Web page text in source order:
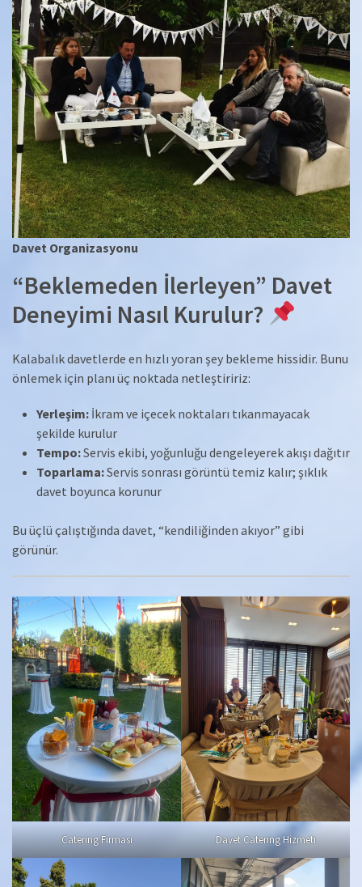
Davet Organizasyonu
“Beklemeden İlerleyen” Davet
Deneyimi Nasıl Kurulur?
Kalabalık davetlerde en hızlı yoran şey bekleme hissidir. Bunu
önlemek için planı üç noktada netleştiririz:
Yerleşim: İkram ve içecek noktaları tıkanmayacak
şekilde kurulur
Tempo:Servis ekibi, yoğunluğu dengeleyerek akışı dağıtır
Toparlama:Servis sonrası görüntü temiz kalır; şıklık
davet boyunca korunur
Bu üçlü çalıştığında davet, “kendiliğinden akıyor” gibi
görünür.
Catering Firması Davet Catering Hizmeti